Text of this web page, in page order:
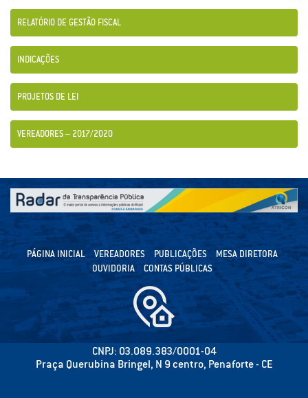
RELATÓRIO DE GESTÃO FISCAL
INDICAÇÕES
PROJETOS DE LEI
VEREADORES – 2017/2020
PÁGINA INICIAL VEREADORES PUBLICAÇÕES
MESA DIRETORA
OUVIDORIA
CONTAS PÚBLICAS
CNPJ: 03.089.383/0001-04
Praça Querubina Bringel, N 9 centro, Penaforte - CE